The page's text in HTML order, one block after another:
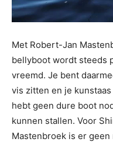
Met Robert-Jan
bellyboot wordt steeds
vreemd. Je bent
vis zitten en je
hebt geen dure boot
kunnen stallen. Voor
Mastenbroek is er